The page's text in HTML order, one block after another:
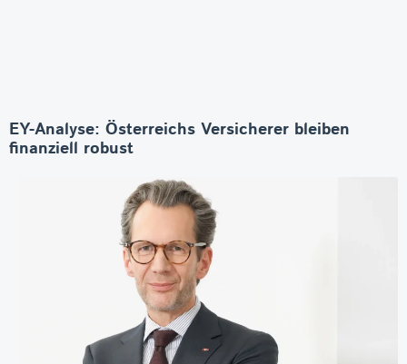
EY-Analyse: Österreichs Versicherer bleiben
finanziell robust